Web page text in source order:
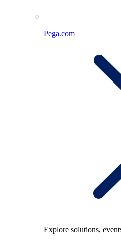
Pega.com
Explore solutions,